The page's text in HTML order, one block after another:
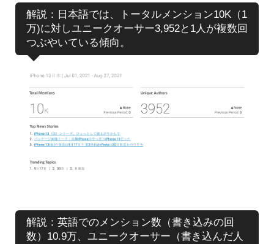
解説：日本語では、トータルメンション10K（1
万)に対しユニークオーサー3,952と1人が複数回
つぶやいている傾向。
解説：英語でのメンション数（書き込みの回
数）10.9万、ユニークオーサー（書き込んだ人